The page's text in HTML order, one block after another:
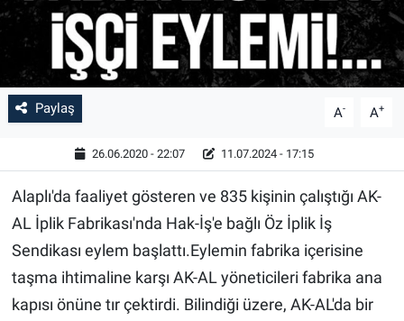
Paylaş A- A+
26.06.2020 - 22:07 11.07.2024 - 17:15
Alaplı'da faaliyet gösteren ve 835 kişinin çalıştığı AK-
AL İplik Fabrikası'nda Hak-İş'e bağlı Öz İplik İş
Sendikası eylem başlattı.Eylemin fabrika içerisine
taşma ihtimaline karşı AK-AL yöneticileri fabrika ana
kapısı önüne tır çektirdi. Bilindiği üzere, AK-AL'da bir